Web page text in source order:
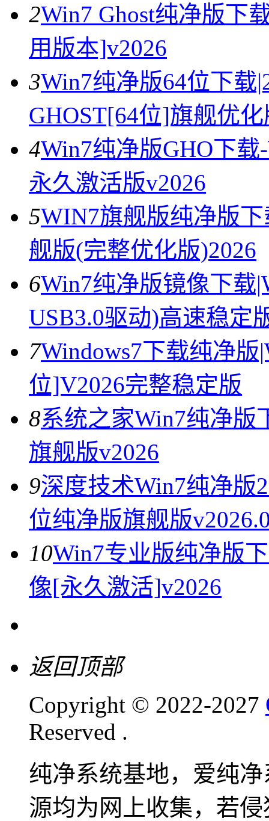
2Win7 Ghost纯净版下
用版本]v2026
3Win7纯净版64位下载
GHOST[64位]旗舰优
4Win7纯净版GHO下
永久激活版v2026
5WIN7旗舰版纯净版
舰版(完整优化版)2026
6Win7纯净版镜像下载
USB3.0驱动)高速稳定
7Windows7下载纯净
位]V2026完整稳定版
8系统之家Win7纯净版
旗舰版v2026
9深度技术Win7纯净版
位纯净版旗舰版
10Win7专业版纯净版
像[永久激活]v2026
返回顶部
Copyright © 2022-2027
Reserved .
纯净系统基地，爱纯
源均为网上收集，若